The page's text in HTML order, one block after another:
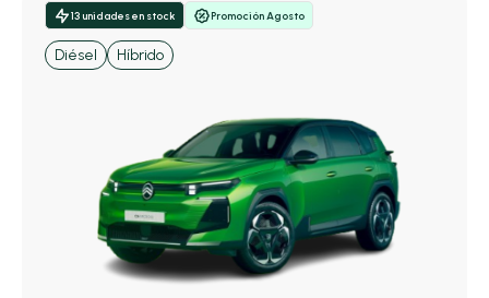
13 unidades en stock Promoción Agosto
Diésel Híbrido